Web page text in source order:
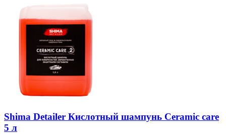
Shima Detailer Кислотный шампунь Сeramic care
5 л